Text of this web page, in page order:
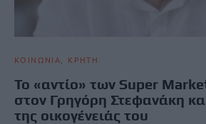
ΚΟΙΝΩΝΙΑ ΚΡΗΤΗ
Το «αντίο» των Super
στον Γρηγόρη Στεφανάκη
της οικογένειάς του